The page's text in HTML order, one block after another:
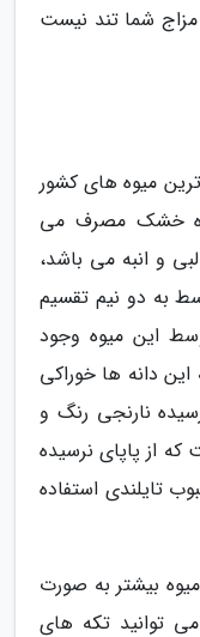
مزاج شما تند نیست
میوه های کشور
خشک مصرف می
و انبه می باشد،
به دو نیم تقسیم
این میوه وجود
این دانه ها خوراکی
نارنجی رنگ و
که از پاپای نرسیده
تایلندی استفاده
بیشتر به صورت
تکه های